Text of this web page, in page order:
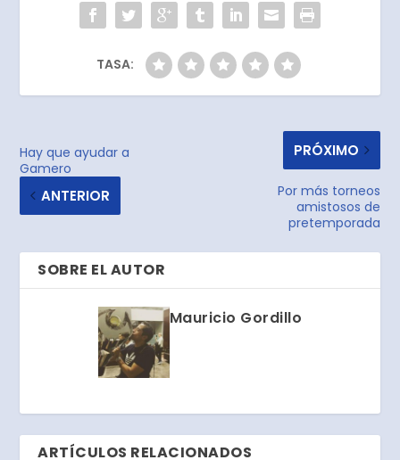
TASA:
Hay que ayudar a
Gamero
ANTERIOR
PRÓXIMO
Por más torneos
amistosos de
pretemporada
SOBRE EL AUTOR
Mauricio Gordillo
ARTÍCULOS RELACIONADOS